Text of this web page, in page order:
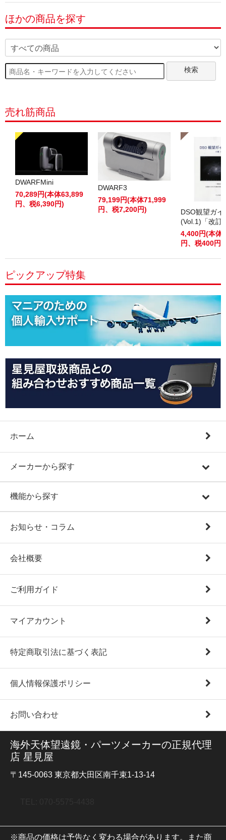
ほかの商品を探す
検索
売れ筋商品
DWARFMini
70,289円(本体63,899
円、税6,390円)
DWARF3
79,199円(本体71,999
円、税7,200円)
DSO観望ガ
(Vol.1)「改訂
4,400円(本体
円、税400円)
ピックアップ特集
ホーム
メーカーから探す
機能から探す
お知らせ・コラム
会社概要
ご利用ガイド
マイアカウント
特定商取引法に基づく表記
個人情報保護ポリシー
お問い合わせ
海外天体望遠鏡・パーツメーカーの正規代理
店 星見屋
〒145-0063 東京都大田区南千束1-13-14
※商品の価格は予告なく変わる場合があります。また商